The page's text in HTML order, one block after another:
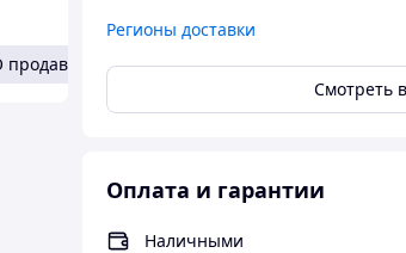
Регионы доставки
Смотреть
Оплата и гарантии
Наличными
продавце